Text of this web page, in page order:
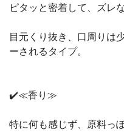
ピタッと密着して、ズレ
目元くり抜き、口周りは
ーされるタイプ。
✔️≪香り≫
特に何も感じず、原料っ